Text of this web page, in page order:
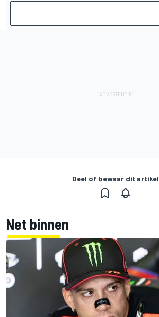
Deel of bewaar dit artikel
Net binnen